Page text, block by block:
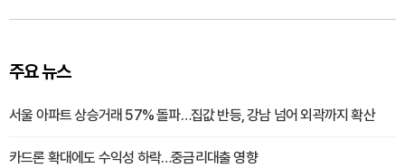
주요 뉴스
서울 아파트 상승거래 57% 돌파…집값 반등, 강남 넘어 외곽까지 확산
카드론 확대에도 수익성 하락…중금리대출 영향